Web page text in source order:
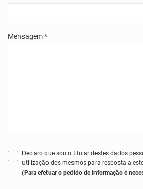
Mensagem*
Declaro que sou o titular destes dados
utilização dos mesmos para resposta a
(Para efetuar o pedido de informação é